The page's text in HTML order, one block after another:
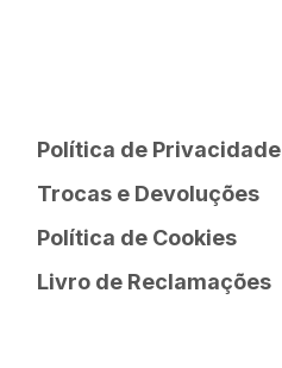
Política de Privacidade
Trocas e Devoluções
Política de Cookies
Livro de Reclamações